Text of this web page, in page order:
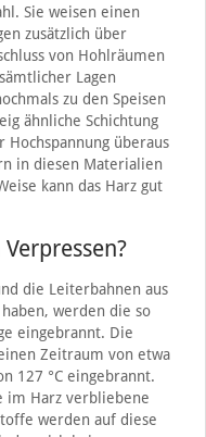
Sie weisen einen
zusätzlich über
von Hohlräumen
Lagen
zu den Speisen
ähnliche Schichtung
überaus
in diesen Materialien
kann das Harz gut
die Leiterbahnen aus
werden die so
eingebrannt. Die
Zeitraum von etwa
127 °C eingebrannt.
im Harz verbliebene
werden auf diese